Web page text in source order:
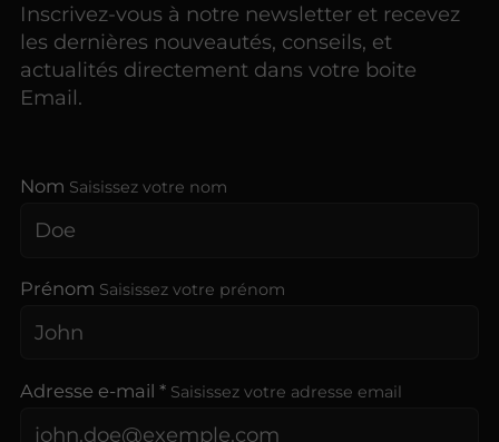
Inscrivez-vous à notre newsletter et recevez
les dernières nouveautés, conseils, et
actualités directement dans votre boite
Email.
Nom Saisissez votre nom
Prénom Saisissez votre prénom
Adresse e-mail * Saisissez votre adresse email